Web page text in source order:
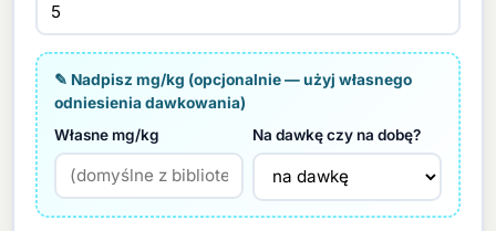
✎ Nadpisz mg/kg (opcjonalnie — użyj własnego
odniesienia dawkowania)
Własne mg/kg
Na dawkę czy na dobę?